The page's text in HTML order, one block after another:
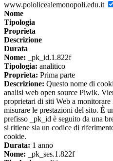
www.pololicealemonopoli.edu.it
Nome
Tipologia
Proprieta
Descrizione
Durata
Nome: _pk_id.1.822f
Tipologia: analitico
Proprieta: Prima parte
Descrizione: Questo nome di
analisi web open source Piwik.
proprietari di siti Web a
misurare le prestazioni del sito. È
prefisso _pk_id è seguito da una
si ritiene sia un codice di
cookie.
Durata: 1 anno
Nome: _pk_ses.1.822f